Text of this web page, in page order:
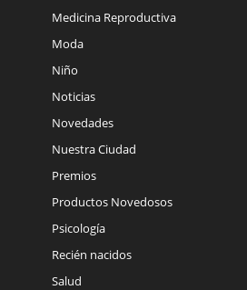
Medicina Reproductiva
Moda
Niño
Noticias
Novedades
Nuestra Ciudad
Premios
Productos Novedosos
Psicología
Recién nacidos
Salud